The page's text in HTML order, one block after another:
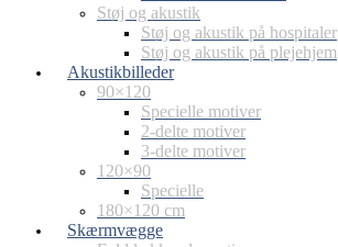
Støj og akustik
Støj og akustik på hospitaler
Støj og akustik på plejehjem
Akustikbilleder
90×120
Specielle motiver
2-delte motiver
3-delte motiver
120×90
Specielle
180×120 cm
Skærmvægge